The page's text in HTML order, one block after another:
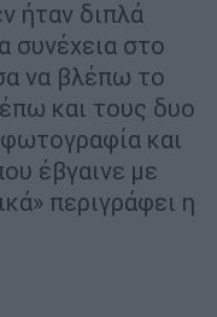
ήταν διπλά
συνέχεια στο
να βλέπω το
και τους δυο
και
έβγαινε με
περιγράφει η